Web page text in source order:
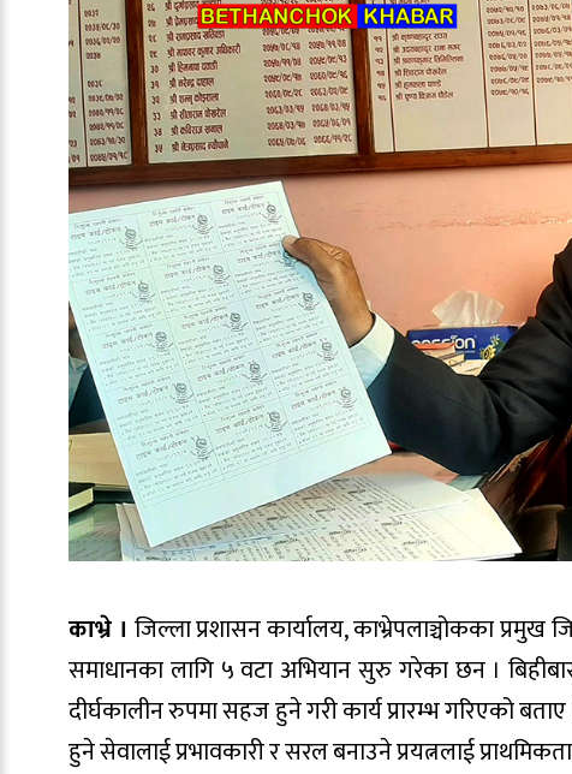
काभ्रे । जिल्ला प्रशासन कार्यालय, काभ्रेपलाञ्चोकका
समाधानका लागि ५ वटा अभियान सुरु गरेका छन ।
दीर्घकालीन रुपमा सहज हुने गरी कार्य प्रारम्भ गरिएको
हुने सेवालाई प्रभावकारी र सरल बनाउने प्रयत्नलाई